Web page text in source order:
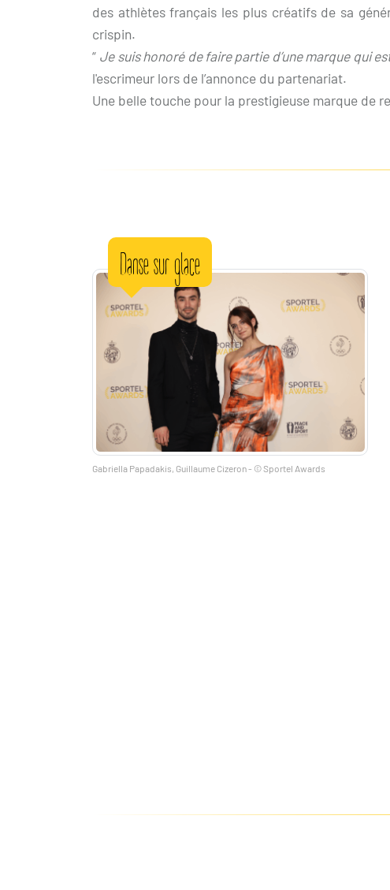
des athlètes français les plus créatifs de sa
crispin.
“ Je suis honoré de faire partie d’une marque qui
l'escrimeur lors de l’annonce du partenariat.
Une belle touche pour la prestigieuse marque de
Gabriella Papadakis, Guillaume Cizeron - © Sportel Awards
Danse sur glace